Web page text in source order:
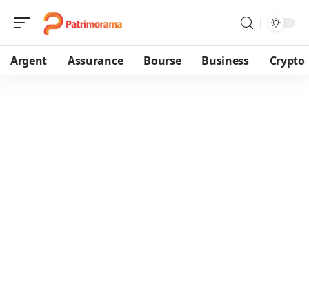
Argent Assurance Bourse Business Crypto